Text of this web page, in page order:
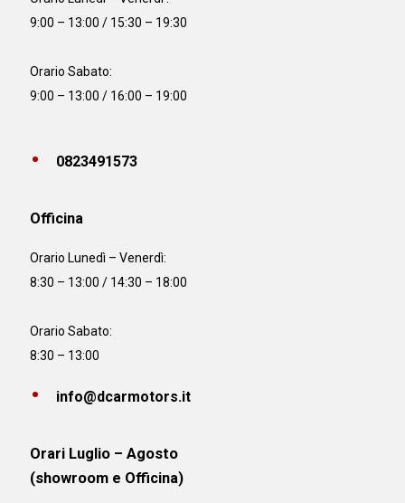
9:00 – 13:00 / 15:30 – 19:30
Orario Sabato:
9:00 – 13:00 / 16:00 – 19:00
0823491573
Officina
Orario Lunedì – Venerdì:
8:30 – 13:00 / 14:30 – 18:00
Orario Sabato:
8:30 – 13:00
info@dcarmotors.it
Orari Luglio – Agosto
(showroom e Officina)